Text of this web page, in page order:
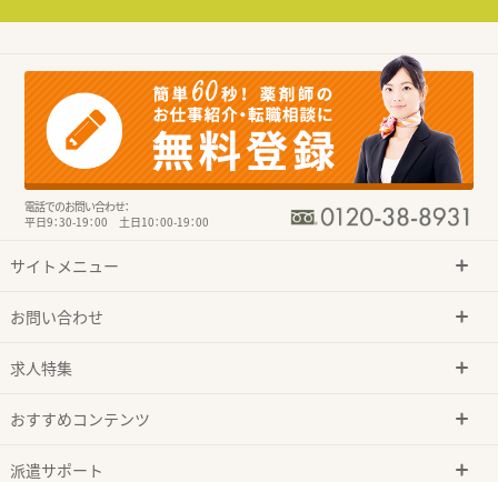
電話でのお問い合わせ：
平日9：30-19：00 土日10：00-19：00
サイトメニュー
お問い合わせ
求人特集
おすすめコンテンツ
派遣サポート